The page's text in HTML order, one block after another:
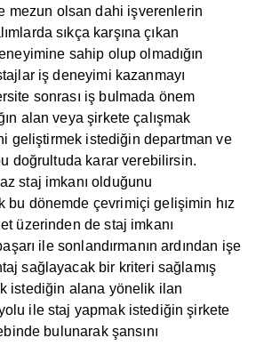
mezun olsan dahi işverenlerin
sıkça karşına çıkan
sahip olup olmadığın
iş deneyimi kazanmayı
sonrası iş bulmada önem
alan veya şirkete çalışmak
geliştirmek istediğin departman ve
doğrultuda karar verebilirsin.
staj imkanı olduğunu
bu dönemde çevrimiçi gelişimin hız
üzerinden de staj imkanı
ile sonlandırmanın ardından işe
sağlayacak bir kriteri sağlamış
istediğin alana yönelik ilan
ile staj yapmak istediğin şirkete
bulunarak şansını